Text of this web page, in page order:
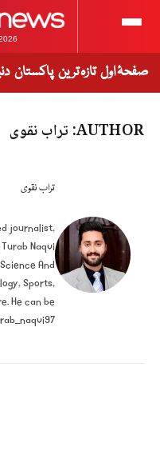
صفحۂ اول تازہ ترین پاکستان
AUTHOR: تراب نقوی
تراب نقوی
journalist,
Naqvi
And
Sports,
He can be